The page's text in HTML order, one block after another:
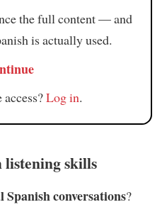
the full content — and
is actually used.
Log in.
listening skills
Spanish conversations?